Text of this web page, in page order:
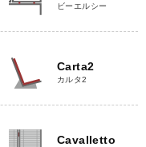
ビーエルシー
Carta2
カルタ2
Cavalletto